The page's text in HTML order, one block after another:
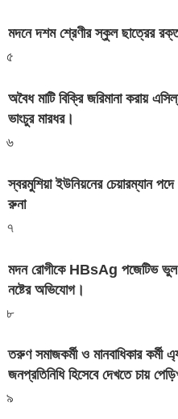
মদনে দশম শ্রেণীর স্কুল ছাত্রের
৫
অবৈধ মাটি বিক্রি জরিমানা করায়
ভাংচুর মারধর।
৬
স্বরমুশিয়া ইউনিয়নের চেয়ারম্যান
রুনা
৭
মদন রোগীকে HBsAg পজেটিভ ভুল
নষ্টের অভিযোগ।
৮
তরুণ সমাজকর্মী ও মানবাধিকার
জনপ্রতিনিধি হিসেবে দেখতে চায়
৯